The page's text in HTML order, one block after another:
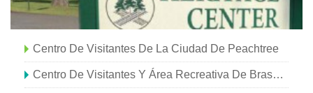
Centro De Visitantes De La Ciudad De Peachtree
Centro De Visitantes Y Área Recreativa De Brasstown Bald